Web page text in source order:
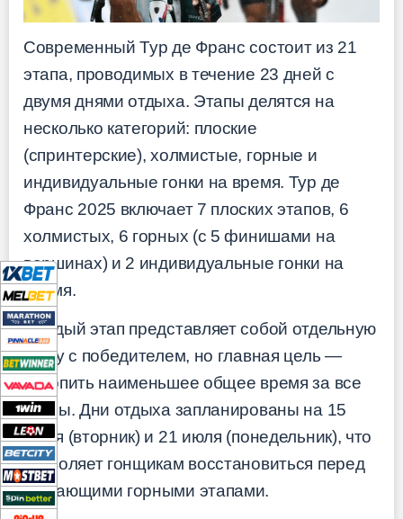
Современный Тур де Франс состоит из 21
этапа, проводимых в течение 23 дней с
двумя днями отдыха. Этапы делятся на
несколько категорий: плоские
(спринтерские), холмистые, горные и
индивидуальные гонки на время. Тур де
Франс 2025 включает 7 плоских этапов, 6
холмистых, 6 горных (с 5 финишами на
вершинах) и 2 индивидуальные гонки на
время.
Каждый этап представляет собой отдельную
гонку с победителем, но главная цель —
накопить наименьшее общее время за все
этапы. Дни отдыха запланированы на 15
июля (вторник) и 21 июля (понедельник), что
позволяет гонщикам восстановиться перед
решающими горными этапами.